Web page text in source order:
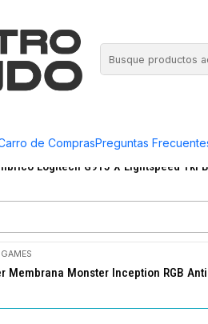
de ComprasPreguntas
Logitech G915 X Lightspeed Tkl
Membrana Monster Inception RGB